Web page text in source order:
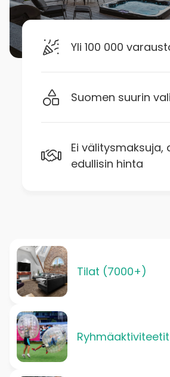
Yli 100 000
Suomen suurin
Ei välitysmaksuja,
edullisin hinta
Tilat (7000+)
Ryhmäaktiviteetit